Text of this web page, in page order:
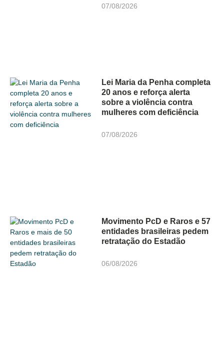
07/08/2026
Lei Maria da Penha completa
20 anos e reforça alerta
sobre a violência contra
mulheres com deficiência
07/08/2026
Movimento PcD e Raros e 57
entidades brasileiras pedem
retratação do Estadão
06/08/2026